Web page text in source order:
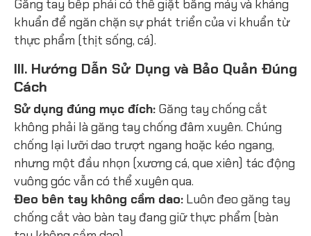
Găng tay bếp phải có thể giặt bằng máy và kháng
khuẩn để ngăn chặn sự phát triển của vi khuẩn từ
thực phẩm (thịt sống, cá).
III. Hướng Dẫn Sử Dụng và Bảo Quản Đúng
Cách
Sử dụng đúng mục đích: Găng tay chống cắt
không phải là găng tay chống đâm xuyên. Chúng
chống lại lưỡi dao trượt ngang hoặc kéo ngang,
nhưng một đầu nhọn (xương cá, que xiên) tác động
vuông góc vẫn có thể xuyên qua.
Đeo bên tay không cầm dao: Luôn đeo găng tay
chống cắt vào bàn tay đang giữ thực phẩm (bàn